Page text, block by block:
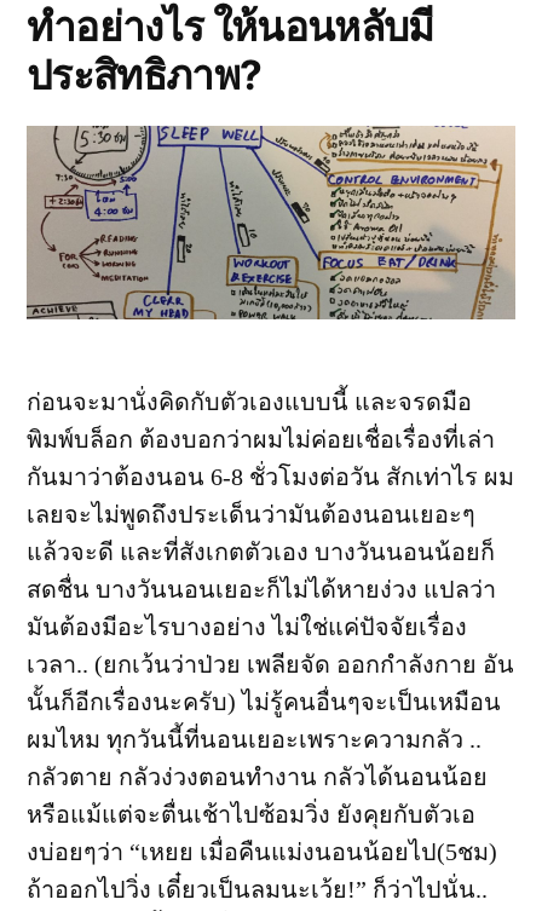
ทำอย่างไร ให้นอนหลับมี
ประสิทธิภาพ?
ก่อนจะมานั่งคิดกับตัวเองแบบนี้ และจรดมือ
พิมพ์บล็อก ต้องบอกว่าผมไม่ค่อยเชื่อเรื่องที่เล่า
กันมาว่าต้องนอน 6-8 ชั่วโมงต่อวัน สักเท่าไร ผม
เลยจะไม่พูดถึงประเด็นว่ามันต้องนอนเยอะๆ
แล้วจะดี และที่สังเกตตัวเอง บางวันนอนน้อยก็
สดชื่น บางวันนอนเยอะก็ไม่ได้หายง่วง แปลว่า
มันต้องมีอะไรบางอย่าง ไม่ใช่แค่ปัจจัยเรื่อง
เวลา.. (ยกเว้นว่าป่วย เพลียจัด ออกกำลังกาย อัน
นั้นก็อีกเรื่องนะครับ) ไม่รู้คนอื่นๆจะเป็นเหมือน
ผมไหม ทุกวันนี้ที่นอนเยอะเพราะความกลัว ..
กลัวตาย กลัวง่วงตอนทำงาน กลัวได้นอนน้อย
หรือแม้แต่จะตื่นเช้าไปซ้อมวิ่ง ยังคุยกับตัวเอ
งบ่อยๆว่า “เหยย เมื่อคืนแม่งนอนน้อยไป(5ชม)
ถ้าออกไปวิ่ง เดี๋ยวเป็นลมนะเว้ย!” ก็ว่าไปนั่น..